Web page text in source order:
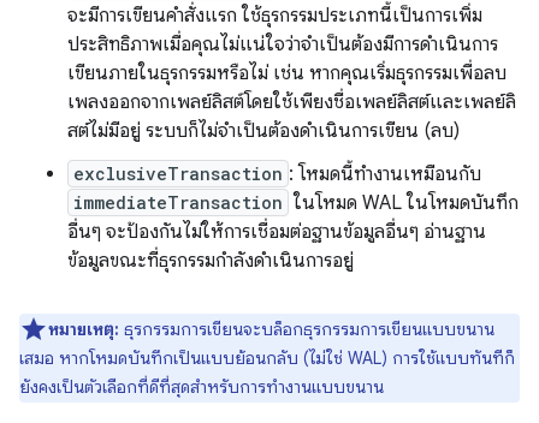
จะมีการเขียนคำสั่งแรก ใช้ธุรกรรมประเภทนี้เป็นการเพิ่ม
ประสิทธิภาพเมื่อคุณไม่แน่ใจว่าจำเป็นต้องมีการดำเนินการ
เขียนภายในธุรกรรมหรือไม่ เช่น หากคุณเริ่มธุรกรรมเพื่อลบ
เพลงออกจากเพลย์ลิสต์โดยใช้เพียงชื่อเพลย์ลิสต์และเพลย์ลิ
สต์ไม่มีอยู่ ระบบก็ไม่จำเป็นต้องดำเนินการเขียน (ลบ)
exclusiveTransaction : โหมดนี้ทำงานเหมือนกับ
immediateTransaction ในโหมด WAL ในโหมดบันทึก
อื่นๆ จะป้องกันไม่ให้การเชื่อมต่อฐานข้อมูลอื่นๆ อ่านฐาน
ข้อมูลขณะที่ธุรกรรมกำลังดำเนินการอยู่
หมายเหตุ: ธุรกรรมการเขียนจะบล็อกธุรกรรมการเขียนแบบขนาน
เสมอ หากโหมดบันทึกเป็นแบบย้อนกลับ (ไม่ใช่ WAL) การใช้แบบทันทีก็
ยังคงเป็นตัวเลือกที่ดีที่สุดสำหรับการทำงานแบบขนาน